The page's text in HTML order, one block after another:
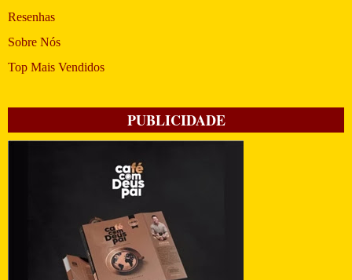
Resenhas
Sobre Nós
Top Mais Vendidos
PUBLICIDADE